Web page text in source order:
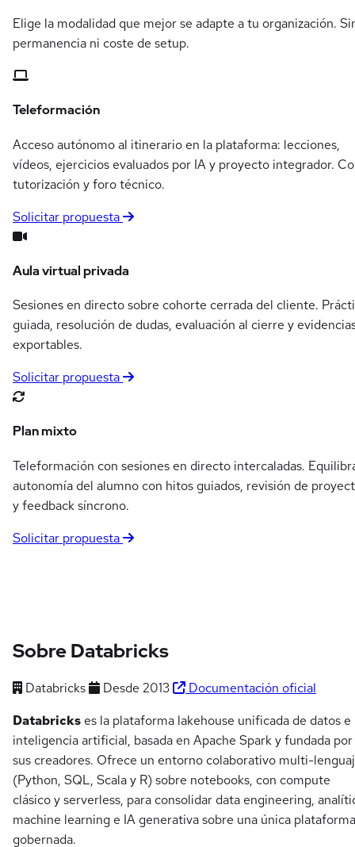
Elige la modalidad que mejor se adapte a tu organización.
permanencia ni coste de setup.
Teleformación
Acceso autónomo al itinerario en la plataforma: lecciones,
vídeos, ejercicios evaluados por IA y proyecto integrador.
tutorización y foro técnico.
Solicitar propuesta
Aula virtual privada
Sesiones en directo sobre cohorte cerrada del cliente.
guiada, resolución de dudas, evaluación al cierre y
exportables.
Solicitar propuesta
Plan mixto
Teleformación con sesiones en directo intercaladas.
autonomía del alumno con hitos guiados, revisión de
y feedback síncrono.
Solicitar propuesta
Sobre Databricks
Databricks Desde 2013
Documentación oficial
Databricks es la plataforma lakehouse unificada de datos e
inteligencia artificial, basada en Apache Spark y fundada por
sus creadores. Ofrece un entorno colaborativo multi-
(Python, SQL, Scala y R) sobre notebooks, con compute
clásico y serverless, para consolidar data engineering,
machine learning e IA generativa sobre una única plataforma
gobernada.